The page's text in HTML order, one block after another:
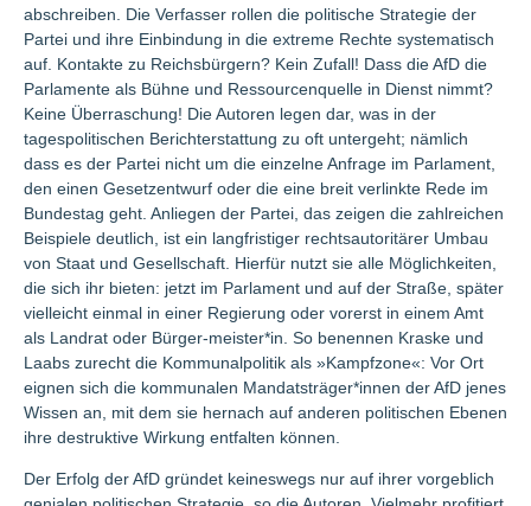
abschreiben. Die Verfasser rollen die politische Strategie der
Partei und ihre Einbindung in die extreme Rechte systematisch
auf. Kontakte zu Reichsbürgern? Kein Zufall! Dass die AfD die
Parlamente als Bühne und Ressourcenquelle in Dienst nimmt?
Keine Überraschung! Die Autoren legen dar, was in der
tagespolitischen Berichterstattung zu oft untergeht; nämlich
dass es der Partei nicht um die einzelne Anfrage im Parlament,
den einen Gesetzentwurf oder die eine breit verlinkte Rede im
Bundestag geht. Anliegen der Partei, das zeigen die zahlreichen
Beispiele deutlich, ist ein langfristiger rechtsautoritärer Umbau
von Staat und Gesellschaft. Hierfür nutzt sie alle Möglichkeiten,
die sich ihr bieten: jetzt im Parlament und auf der Straße, später
vielleicht einmal in einer Regierung oder vorerst in einem Amt
als Landrat oder Bürger-meister*in. So benennen Kraske und
Laabs zurecht die Kommunalpolitik als »Kampfzone«: Vor Ort
eignen sich die kommunalen Mandatsträger*innen der AfD jenes
Wissen an, mit dem sie hernach auf anderen politischen Ebenen
ihre destruktive Wirkung entfalten können.
Der Erfolg der AfD gründet keineswegs nur auf ihrer vorgeblich